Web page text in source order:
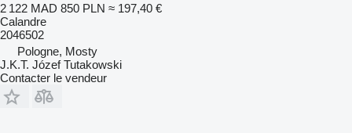
2 122 MAD 850 PLN ≈ 197,40 €
Calandre
2046502
Pologne, Mosty
J.K.T. Józef Tutakowski
Contacter le vendeur